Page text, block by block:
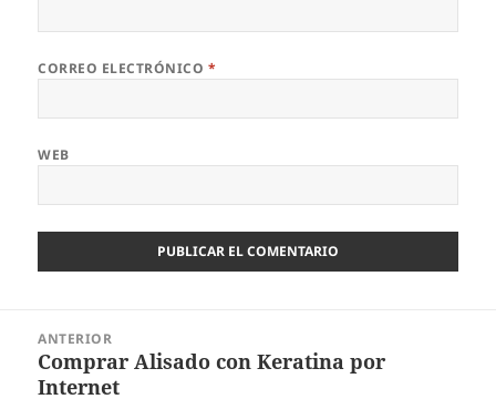
CORREO ELECTRÓNICO *
WEB
entradas
ANTERIOR
Entrada
anterior:
Comprar Alisado con Keratina por
Internet